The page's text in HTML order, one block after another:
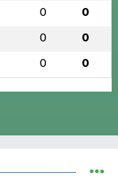
0 0
0 0
0 0